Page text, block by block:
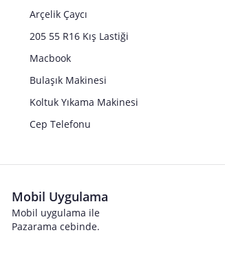
Arçelik Çaycı
205 55 R16 Kış Lastiği
Macbook
Bulaşık Makinesi
Koltuk Yıkama Makinesi
Cep Telefonu
Mobil Uygulama
Mobil uygulama ile
Pazarama cebinde.